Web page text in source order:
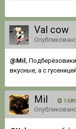
Val cow
@Mil
,
вкусные, а с
Mil 1 581